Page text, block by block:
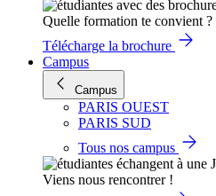
Quelle formation te convient ?
Télécharge la brochure
Campus
Campus
PARIS OUEST
PARIS SUD
Tous nos campus
Viens nous rencontrer !